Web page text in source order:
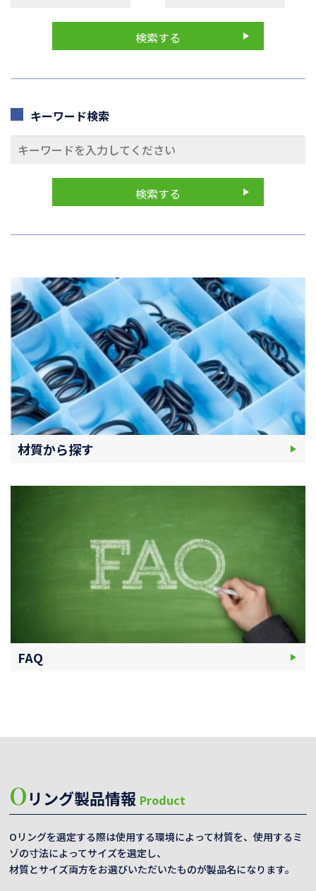
キーワード検索
材質から探す
FAQ
Oリング製品情報 Product
Oリングを選定する際は使用する環境によって材質を、使用するミ
ゾの寸法によってサイズを選定し、
材質とサイズ両方をお選びいただいたものが製品名になります。